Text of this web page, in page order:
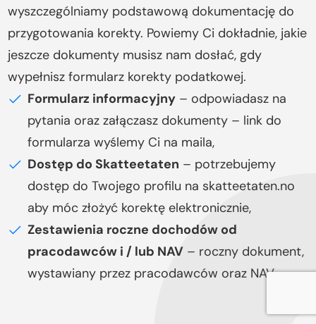
wyszczególniamy podstawową dokumentację do
przygotowania korekty. Powiemy Ci dokładnie, jakie
jeszcze dokumenty musisz nam dosłać, gdy
wypełnisz formularz korekty podatkowej.
Formularz informacyjny – odpowiadasz na
pytania oraz załączasz dokumenty – link do
formularza wyślemy Ci na maila,
Dostęp do Skatteetaten – potrzebujemy
dostęp do Twojego profilu na skatteetaten.no
aby móc złożyć korektę elektronicznie,
Zestawienia roczne dochodów od
pracodawców i / lub NAV – roczny dokument,
wystawiany przez pracodawców oraz NAV.